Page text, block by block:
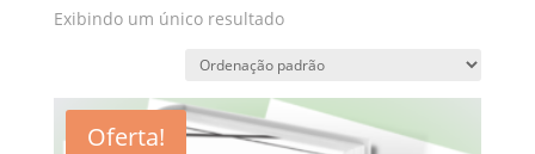
Exibindo um único resultado
Oferta!